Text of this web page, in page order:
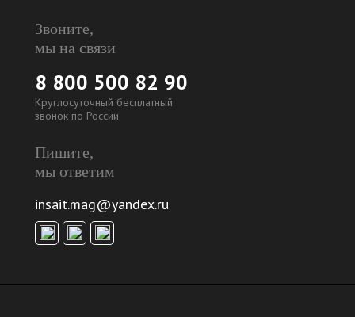
Звоните,
мы на связи
8 800 500 82 90
Круглосуточный бесплатный
звонок по России
Пишите,
мы ответим
insait.mag@yandex.ru